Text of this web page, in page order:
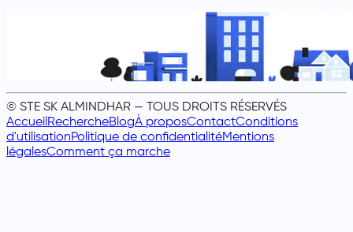
© STE SK ALMINDHAR — TOUS DROITS RÉSERVÉS
AccueilRechercheBlogÀ proposContactConditions
d'utilisationPolitique de confidentialitéMentions
légalesComment ça marche